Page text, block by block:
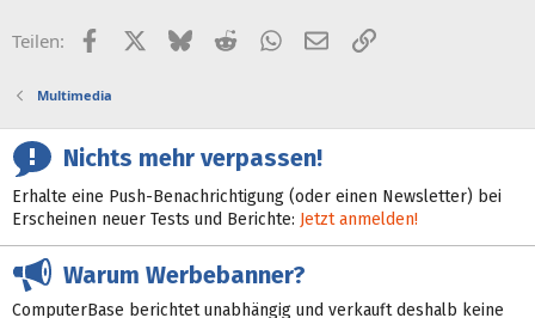
Teilen: FacebookX (Twitter)
BlueskyRedditWhatsApp
E-MailLink
Multimedia
Nichts mehr verpassen!
Erhalte eine Push-Benachrichtigung (oder einen Newsletter) bei
Erscheinen neuer Tests und Berichte: Jetzt anmelden!
Warum Werbebanner?
ComputerBase berichtet unabhängig und verkauft deshalb keine